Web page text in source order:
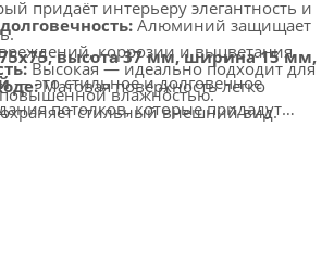
придаёт интерьеру элегантность и
Высокая — идеально подходит для
влажностью.
Изготовлен из негорючих
современным стандартам
с освещением:
с встроенными и подвесными LED-
Алюминий защищает
коррозии и выцветания.
Матовая поверхность легко
стильный внешний вид.
применения:
75x75, высота 37 мм, ширина 15 мм,
— это стильное и долговечное
потолков, которые придадут